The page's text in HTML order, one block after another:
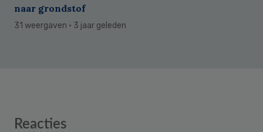
naar grondstof
31 weergaven · 3 jaar geleden
Reader
Reacties